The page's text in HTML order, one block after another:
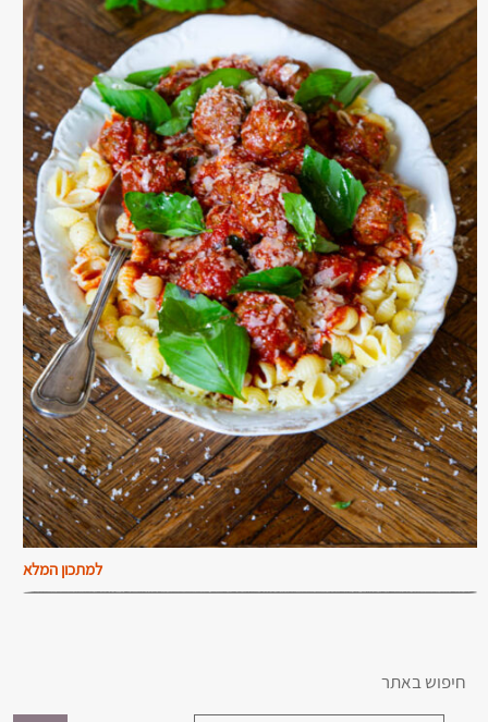
למתכון המלא
חיפוש באתר